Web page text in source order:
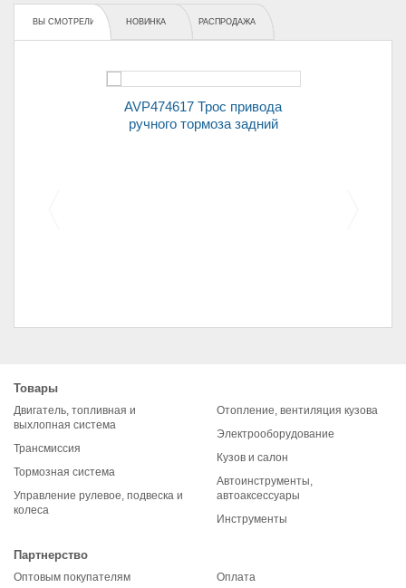
ВЫ СМОТРЕЛИ НОВИНКА РАСПРОДАЖА
AVP474617 Трос привода
ручного тормоза задний
Товары
Двигатель, топливная и
выхлопная система
Трансмиссия
Тормозная система
Управление рулевое, подвеска и
колеса
Отопление, вентиляция кузова
Электрооборудование
Кузов и салон
Автоинструменты,
автоаксессуары
Инструменты
Партнерство
Оптовым покупателям Оплата